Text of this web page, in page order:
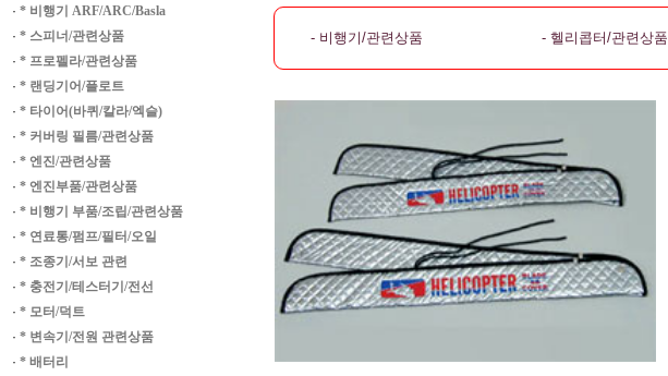
· * 비행기 ARF/ARC/Basla
· * 스피너/관련상품
· * 프로펠라/관련상품
· * 랜딩기어/플로트
· * 타이어(바퀴/칼라/엑슬)
· * 커버링 필름/관련상품
· * 엔진/관련상품
· * 엔진부품/관련상품
· * 비행기 부품/조립/관련상품
· * 연료통/펌프/필터/오일
· * 조종기/서보 관련
· * 충전기/테스터기/전선
· * 모터/덕트
· * 변속기/전원 관련상품
· * 배터리
- 비행기/관련상품 - 헬리콥터/관련상품